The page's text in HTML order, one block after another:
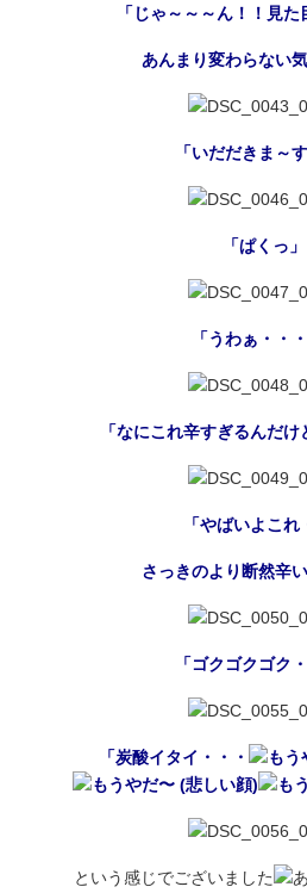
「じゃ～～～ん！！見
あんまり変わらない
「いだだきま～
「ぱくっ」
「うわぁ・・
「なにこれ辛すぎるんだけ
「やばいよこれ
さっきのより断然辛
「ゴクゴクゴク
「炭酸イタイ・・・
という感じでございました